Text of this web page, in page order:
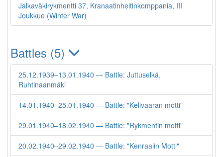
Jalkaväkirykmentti 37, Kranaatinheitinkomppania, III
Joukkue (Winter War)
Battles (5)
25.12.1939–13.01.1940 — Battle: Juttuselkä,
Ruhtinaanmäki
14.01.1940–25.01.1940 — Battle: "Kelivaaran motti"
29.01.1940–18.02.1940 — Battle: "Rykmentin motti"
20.02.1940–29.02.1940 — Battle: "Kenraalin Motti"